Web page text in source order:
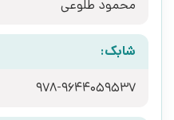
محمود طلوعی
شابک:
978-9644059537